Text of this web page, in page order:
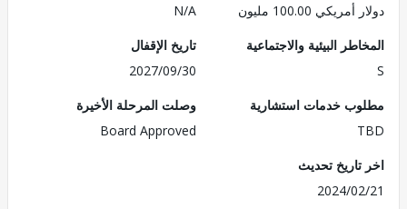
100.00 مليون
N/A
البيئية والاجتماعية
تاريخ الإقفال
2027/09/30
خدمات استشارية
وصلت المرحلة الأخيرة
Board Approved
تحديث
2024/